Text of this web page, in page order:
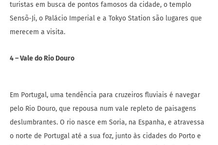
turistas em busca de pontos famosos da cidade, o templo
Sensõ-Ji, o Palácio Imperial e a Tokyo Station são lugares que
merecem a visita.
4 – Vale do Rio Douro
Em Portugal, uma tendência para cruzeiros fluviais é navegar
pelo Rio Douro, que repousa num vale repleto de paisagens
deslumbrantes. O rio nasce em Soria, na Espanha, e atravessa
o norte de Portugal até a sua foz, junto às cidades do Porto e